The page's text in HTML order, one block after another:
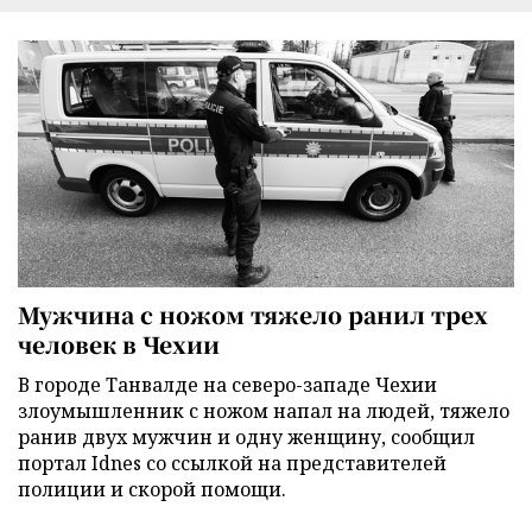
Мужчина с ножом тяжело ранил трех
человек в Чехии
В городе Танвалде на северо-западе Чехии
злоумышленник с ножом напал на людей, тяжело
ранив двух мужчин и одну женщину, сообщил
портал Idnes со ссылкой на представителей
полиции и скорой помощи.